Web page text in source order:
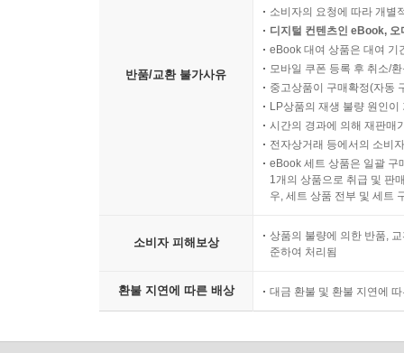
반품/교환 불가사유
소비자의 요청에 따라 개별
디지털 컨텐츠인 eBook,
eBook 대여 상품은 대여 기
모바일 쿠폰 등록 후 취소/
중고상품이 구매확정(자동
LP상품의 재생 불량 원인
시간의 경과에 의해 재판매
전자상거래 등에서의 소비
eBook 세트 상품은 일괄 구
1개의 상품으로 취급 및 판
우, 세트 상품 전부 및 세트
소비자 피해보상
상품의 불량에 의한 반품,
준하여 처리됨
환불 지연에 따른 배상 대금 환불 및 환불 지연에